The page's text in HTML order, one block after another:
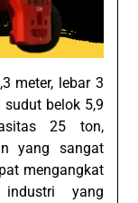
meter, lebar 3
sudut belok 5,9
25 ton,
yang sangat
mengangkat
yang